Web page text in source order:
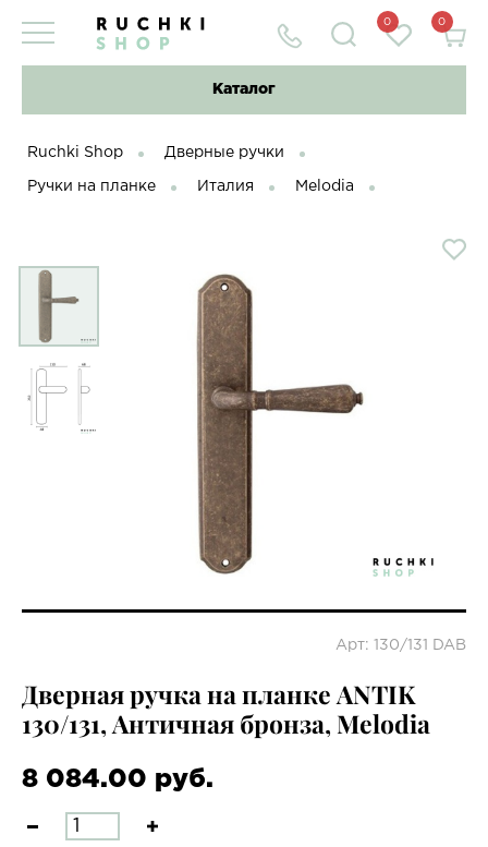
0 0
Каталог
Ruchki Shop Дверные ручки
Ручки на планке Италия Melodia
Арт: 130/131 DAB
Дверная ручка на планке ANTIK
130/131, Античная бронза, Melodia
8 084.00 руб.